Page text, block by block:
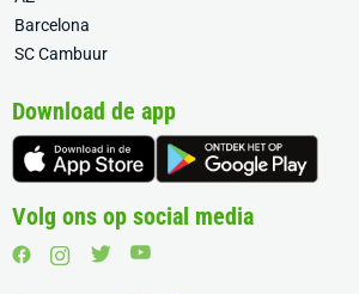
Barcelona
SC Cambuur
Download de app
Volg ons op social media